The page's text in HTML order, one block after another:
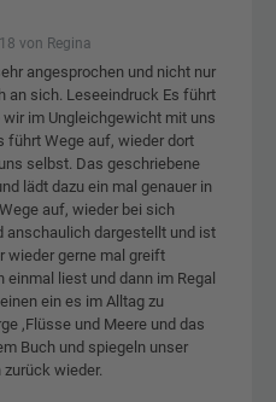
von Regina
angesprochen und nicht nur
an sich. Leseeindruck Es führt
im Ungleichgewicht mit uns
führt Wege auf, wieder dort
selbst. Das geschriebene
lädt dazu ein mal genauer in
auf, wieder bei sich
anschaulich dargestellt und ist
wieder gerne mal greift
liest und dann im Regal
ein es im Alltag zu
,Flüsse und Meere und das
Buch und spiegeln unser
wieder.